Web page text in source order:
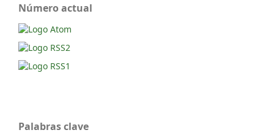
Número actual
Palabras clave